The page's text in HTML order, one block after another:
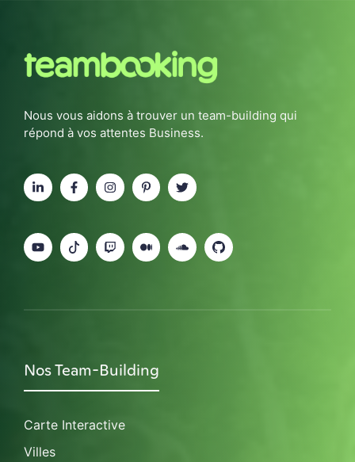
Nous vous aidons à trouver un team-building qui
répond à vos attentes Business.
Nos Team-Building
Carte Interactive
Villes